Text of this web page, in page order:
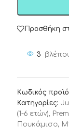
Προσθήκη
3
Κωδικός
Κατηγορίες:
(1-6 ετών),
Πουκάμισο,